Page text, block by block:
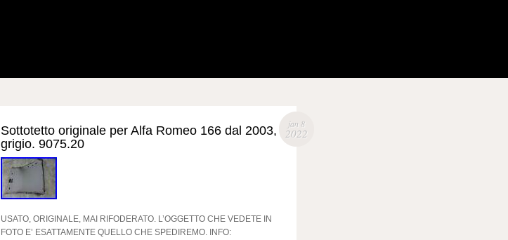
jan 8
2022
Sottotetto originale per Alfa Romeo 166 dal 2003,
grigio. 9075.20
USATO, ORIGINALE, MAI RIFODERATO. L’OGGETTO CHE VEDETE IN
FOTO E’ ESATTAMENTE QUELLO CHE SPEDIREMO. INFO: